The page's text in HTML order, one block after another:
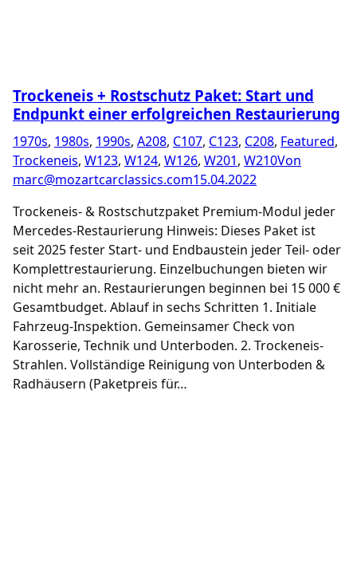
Trockeneis + Rostschutz Paket: Start und
Endpunkt einer erfolgreichen Restaurierung
1970s, 1980s, 1990s, A208, C107, C123, C208, Featured,
Trockeneis, W123, W124, W126, W201, W210Von
marc@mozartcarclassics.com15.04.2022
Trockeneis- & Rostschutzpaket Premium-Modul jeder
Mercedes-Restaurierung Hinweis: Dieses Paket ist
seit 2025 fester Start- und Endbaustein jeder Teil- oder
Komplett­restaurierung. Einzelbuchungen bieten wir
nicht mehr an. Restaurierungen beginnen bei 15 000 €
Gesamt­budget. Ablauf in sechs Schritten 1. Initiale
Fahrzeug-Inspektion. Gemeinsamer Check von
Karosserie, Technik und Unterboden. 2. Trockeneis-
Strahlen. Voll­ständige Reinigung von Unterboden &
Radhäusern (Paketpreis für…